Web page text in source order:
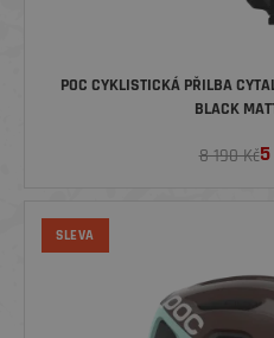
POC CYKLISTICKÁ PŘILBA
BLACK
8 190 Kč
SLEVA